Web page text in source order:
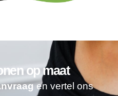
op maat
en vertel ons